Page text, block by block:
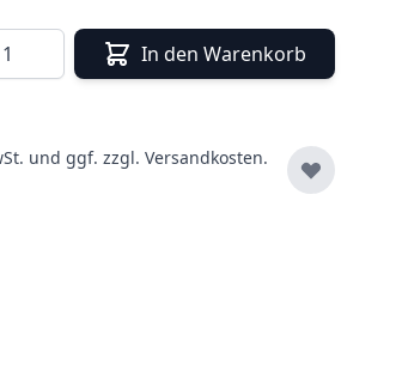
In den Warenkorb
und ggf. zzgl. Versandkosten.